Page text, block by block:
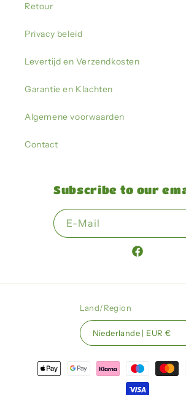
Retour
Privacy beleid
Levertijd en Verzendkosten
Garantie en Klachten
Algemene voorwaarden
Contact
Subscribe to our
E-Mail
Facebook
Land/Region
Niederlande | EUR €
Zahlungsmethoden